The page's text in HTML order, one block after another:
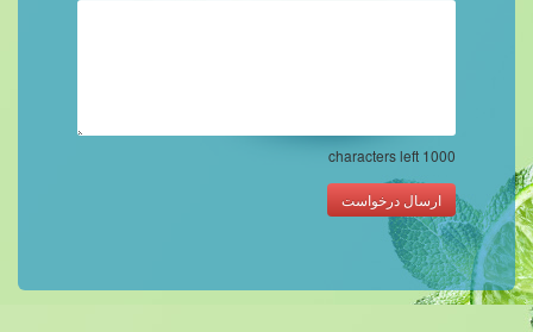
1000
ارسال درخواست